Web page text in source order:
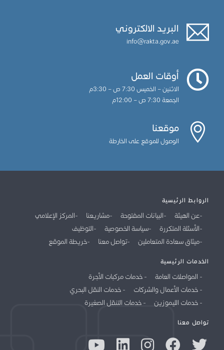
البريد الالكتروني
info@rakta.gov.ae
أوقات العمل
الاثنين – الخميس 7:30 ص – 3:30م
الجمعة 7:30 ص – 12:00م
موقعنا
الوصول للموقع على الخارطة
الروابط الرئيسية
عن الهيئة البيانات المفتوحة مشاريعنا
المركز الإعلامي
الأسئلة المتكررة
سياسة الخصوصية
التوظيف
ميثاق سعادة المتعاملين
تواصل معنا خريطة الموقع
الخدمات الرئيسية
المواصلات العامة
خدمات مركبات الأجرة
خدمات الأعمال والشركات
خدمات النقل البحري
خدمات الليموزين
خدمات التنقل الصغيرة
تواصل معنا